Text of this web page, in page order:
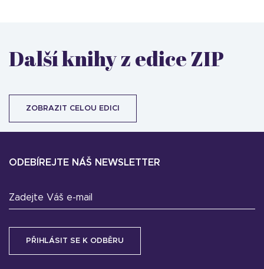
Další knihy z edice ZIP
ZOBRAZIT CELOU EDICI
ODEBÍREJTE NÁŠ NEWSLETTER
Zadejte Váš e-mail